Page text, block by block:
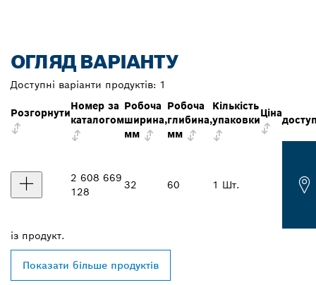
ОГЛЯД ВАРІАНТУ
Доступні варіанти продуктів: 1
Розгорнути
Номер за
каталогом
Робоча
ширина,
мм
Робоча
глибина,
мм
Кількість
упаковки
Ціна
2 608 669
128
32 60 1 Шт.
із продукт.
Показати більше продуктів